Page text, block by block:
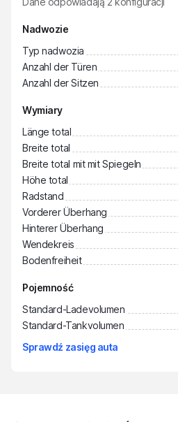
Nadwozie
Typ nadwozia
Anzahl der Türen
Anzahl der Sitzen
Wymiary
Länge total
Breite total
Breite total mit mit Spiegeln
Höhe total
Radstand
Vorderer Überhang
Hinterer Überhang
Wendekreis
Bodenfreiheit
Pojemność
Standard-Ladevolumen
Standard-Tankvolumen
Sprawdź zasięg auta